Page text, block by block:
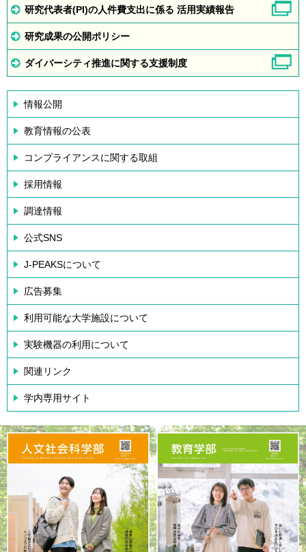
研究代表者(PI)の人件費支出に係る 活用実績報告
研究成果の公開ポリシー
ダイバーシティ推進に関する支援制度
情報公開
教育情報の公表
コンプライアンスに関する取組
採用情報
調達情報
公式SNS
J-PEAKSについて
広告募集
利用可能な大学施設について
実験機器の利用について
関連リンク
学内専用サイト